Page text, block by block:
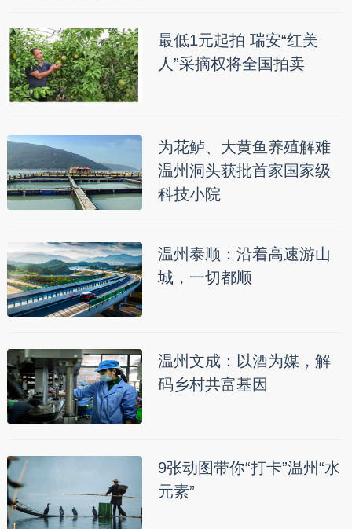
最低1元起拍 瑞安“红美
人”采摘权将全国拍卖
为花鲈、大黄鱼养殖解难
温州洞头获批首家国家级
科技小院
温州泰顺：沿着高速游山
城，一切都顺
温州文成：以酒为媒，解
码乡村共富基因
9张动图带你“打卡”温州“水
元素”